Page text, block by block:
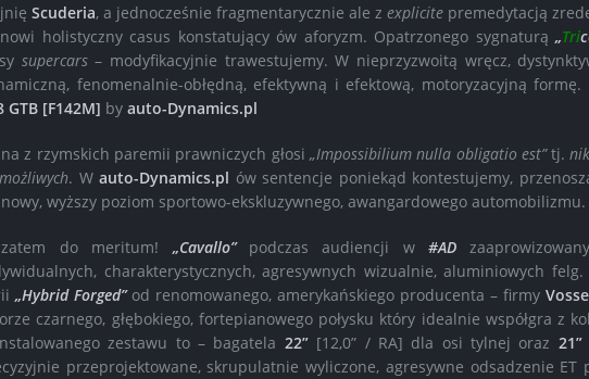
Scuderia, a jednocześnie fragmentarycznie ale z explicite premedytacją
holistyczny casus konstatujący ów aforyzm. Opatrzonego sygnaturą „Tri
supercars– modyfikacyjnie trawestujemy. W nieprzyzwoitą wręcz,
fenomenalnie-obłędną, efektywną i efektową, motoryzacyjną formę.
GTB [F142M] by auto-Dynamics.pl
z rzymskich paremii prawniczych głosi „Impossibilium nulla obligatio est”tj.
. Wauto-Dynamics.pl ów sentencje poniekąd kontestujemy,
wyższy poziom sportowo-ekskluzywnego, awangardowego automobilizmu.
do meritum! „Cavallo”podczas audiencji w#AD
charakterystycznych, agresywnych wizualnie, aluminiowych
„Hybrid Forged”od renomowanego, amerykańskiego producenta – firmy
czarnego, głębokiego, fortepianowego połysku który idealnie współgra z
zestawu to – bagatela 22”[12,0” / RA] dla osi tylnej oraz 21”
przeprojektowane, skrupulatnie wyliczone, agresywne odsadzenie ET